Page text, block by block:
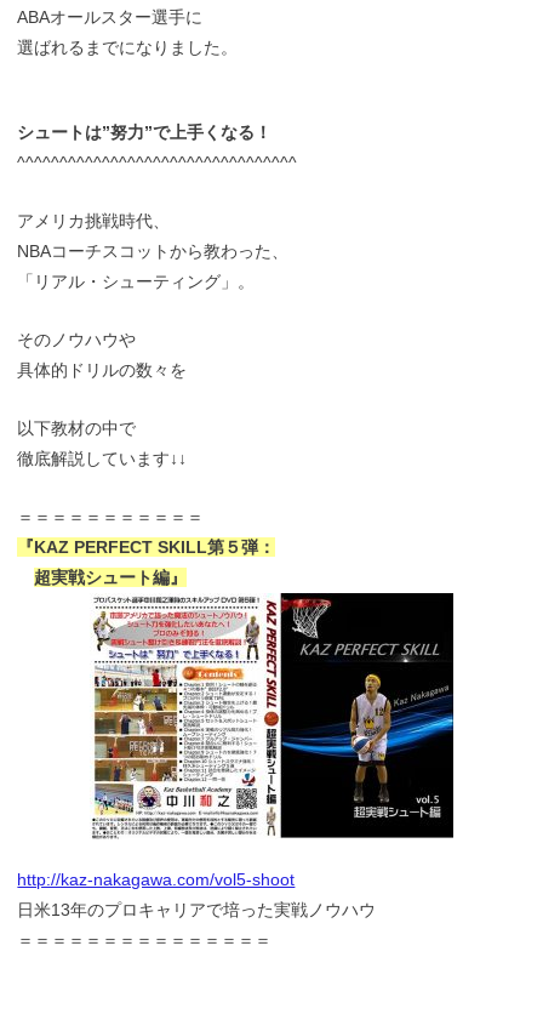
ABAオールスター選手に
選ばれるまでになりました。
シュートは”努力”で上手くなる！
^^^^^^^^^^^^^^^^^^^^^^^^^^^^^^^^^
アメリカ挑戦時代、
NBAコーチスコットから教わった、
「リアル・シューティング」。
そのノウハウや
具体的ドリルの数々を
以下教材の中で
徹底解説しています↓↓
＝＝＝＝＝＝＝＝＝＝＝
『KAZ PERFECT SKILL第５弾：
超実戦シュート編』
http://kaz-nakagawa.com/vol5-shoot
日米13年のプロキャリアで培った実戦ノウハウ
＝＝＝＝＝＝＝＝＝＝＝＝＝＝＝